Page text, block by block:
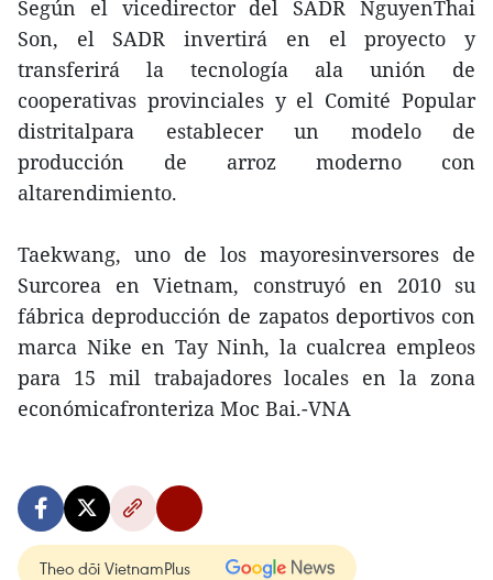
Según el vicedirector del SADR NguyenThai
Son, el SADR invertirá en el proyecto y
transferirá la tecnología ala unión de
cooperativas provinciales y el Comité Popular
distritalpara establecer un modelo de
producción de arroz moderno con
altarendimiento.
Taekwang, uno de los mayoresinversores de
Surcorea en Vietnam, construyó en 2010 su
fábrica deproducción de zapatos deportivos con
marca Nike en Tay Ninh, la cualcrea empleos
para 15 mil trabajadores locales en la zona
económicafronteriza Moc Bai.-VNA
Theo dõi VietnamPlus